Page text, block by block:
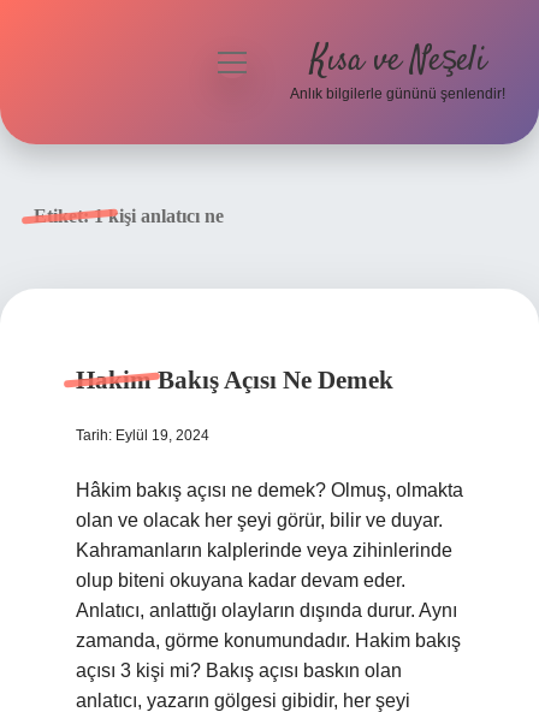
menüyü
Kısa ve Neşeli
Anlık bilgilerle gününü şenlendir!
Etiket:1 kişi anlatıcı ne
Hakim Bakış Açısı Ne Demek
Tarih: Eylül 19, 2024
Hâkim bakış açısı ne demek? Olmuş, olmakta
olan ve olacak her şeyi görür, bilir ve duyar.
Kahramanların kalplerinde veya zihinlerinde
olup biteni okuyana kadar devam eder.
Anlatıcı, anlattığı olayların dışında durur. Aynı
zamanda, görme konumundadır. Hakim bakış
açısı 3 kişi mi? Bakış açısı baskın olan
anlatıcı, yazarın gölgesi gibidir, her şeyi